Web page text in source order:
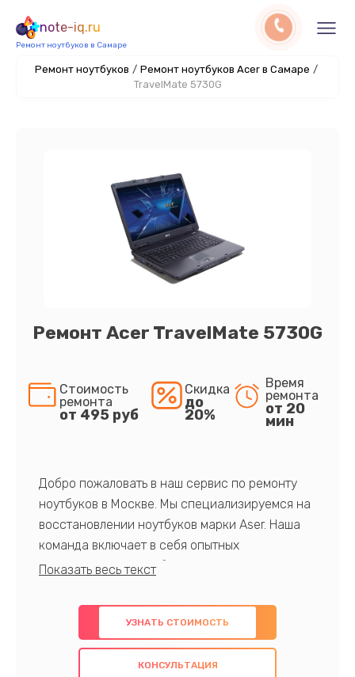
note-iq.ru
Ремонт ноутбуков в Самаре
Ремонт ноутбуков / Ремонт ноутбуков Acer в Самаре /
TravelMate 5730G
Ремонт Acer TravelMate 5730G
Стоимость
ремонта
от 495 руб
Скидка
до
20%
Время
ремонта
от 20
мин
Добро пожаловать в наш сервис по ремонту
ноутбуков в Москве. Мы специализируемся на
восстановлении ноутбуков марки Aser. Наша
команда включает в себя опытных
профессионалов с обширными знаниями и
предлагаем быстрый и качественный ремонт с
использованием оригинальных компонентов, а
также гарантируем качество всех
проведенных работ. Наша цель - предоставить
УЗНАТЬ СТОИМОСТЬ
КОНСУЛЬТАЦИЯ